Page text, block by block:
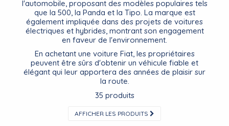
l'automobile, proposant des modèles populaires tels
que la 500, la Panda et la Tipo. La marque est
également impliquée dans des projets de voitures
électriques et hybrides, montrant son engagement
en faveur de l'environnement.
En achetant une voiture Fiat, les propriétaires
peuvent être sûrs d'obtenir un véhicule fiable et
élégant qui leur apportera des années de plaisir sur
la route.
35 produits
AFFICHER LES PRODUITS